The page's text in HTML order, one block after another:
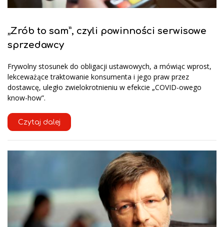
„Zrób to sam”, czyli powinności serwisowe
sprzedawcy
Frywolny stosunek do obligacji ustawowych, a mówiąc wprost,
lekceważące traktowanie konsumenta i jego praw przez
dostawcę, uległo zwielokrotnieniu w efekcie „COVID-owego
know-how”.
Czytaj dalej